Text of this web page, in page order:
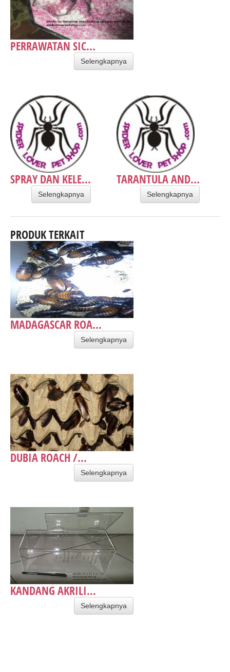
PERRAWATAN SIC...
Selengkapnya
SPRAY DAN KELE...
Selengkapnya
TARANTULA AND...
Selengkapnya
PRODUK TERKAIT
MADAGASCAR ROA...
Selengkapnya
DUBIA ROACH /...
Selengkapnya
KANDANG AKRILI...
Selengkapnya